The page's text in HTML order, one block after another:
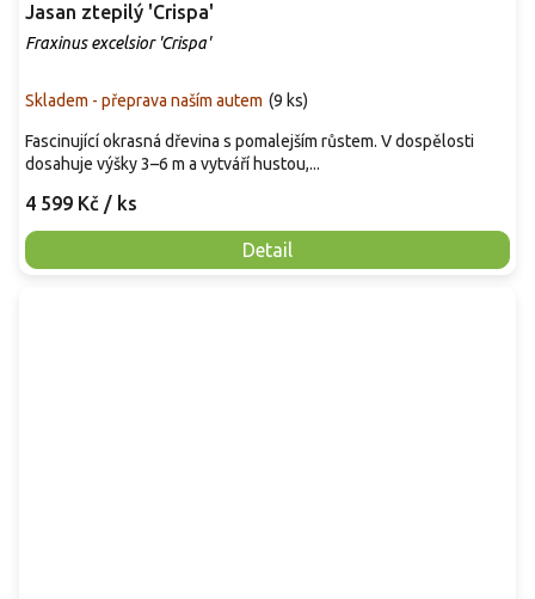
Jasan ztepilý 'Crispa'
Fraxinus excelsior 'Crispa'
Skladem - přeprava naším autem (9 ks)
4 599 Kč / ks
Detail
Fascinující okrasná dřevina s pomalejším růstem. V dospělosti
dosahuje výšky 3–6 m a vytváří hustou,...